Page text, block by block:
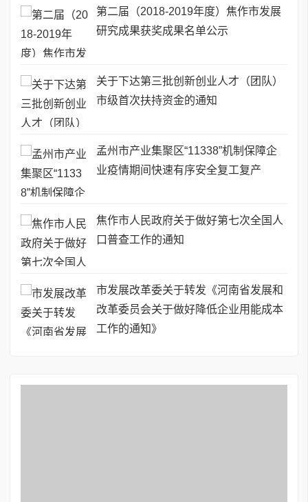
第二届（2018-2019年度）焦作市发展
研究成果获奖成果名单公示
关于下达第三批创新创业人才（团队）
市级首次扶持资金的通知
孟州市产业集聚区“11338”机制保障企
业疫情期间快速有序安全复工复产
焦作市人民政府关于做好第七次全国人
口普查工作的通知
市发展改革委关于转发《河南省发展和
改革委员会关于做好降低企业用能成本
工作的通知》